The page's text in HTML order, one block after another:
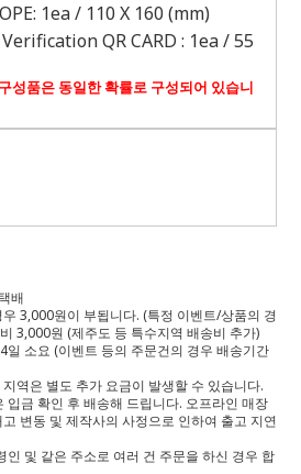
1ea / 110 X 160 (mm)
QR CARD : 1ea / 55
성품은 동일한 확률로 구성되어 있습니
배
3,000원이 부됩니다. (특정 이벤트/상품의 경
3,000원 (제주도 등 특수지역 배송비 추가)
일 소요 (이벤트 등의 주문건의 경우 배송기간
역은 별도 추가 요금이 발생할 수 있습니다.
입금 확인 후 배송해 드립니다. 오프라인 매장
변동 및 제작사의 사정으로 인하여 출고 지연
인 및 같은 주소로 여러 건 주문을 하신 경우 합